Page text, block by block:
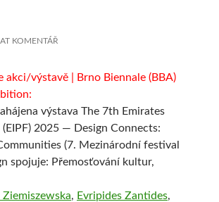
KOMENTÁŘ
akci/výstavě | Brno Biennale (BBA)
výstava The 7th Emirates
2025 — Design Connects:
(7. Mezinárodní festival
spojuje: Přemosťování kultur,
Ziemiszewska, Evripides Zantides,